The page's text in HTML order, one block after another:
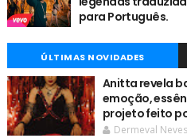
para Português.
ÚLTIMAS NOVIDADES
Anitta revela
emoção,
projeto feito
Dermeval Neves